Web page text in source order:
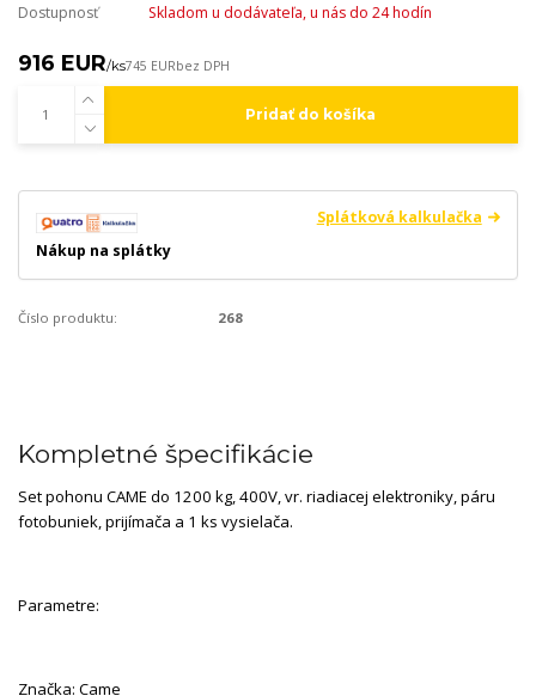
Dostupnosť Skladom u dodávateľa, u nás do 24 hodín
916 EUR/ks745 EURbez DPH
Pridať do košíka
Splátková kalkulačka
Nákup na splátky
Číslo produktu: 268
Kompletné špecifikácie
Set pohonu CAME do 1200 kg, 400V, vr. riadiacej elektroniky, páru
fotobuniek, prijímača a 1 ks vysielača.
Parametre:
Značka: Came